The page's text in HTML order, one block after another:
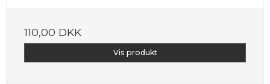
110,00 DKK
Vis produkt